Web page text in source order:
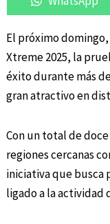
El próximo
Xtreme 2025, la
éxito durante más
gran atractivo en
Con un total de
regiones cercanas
iniciativa que
ligado a la actividad